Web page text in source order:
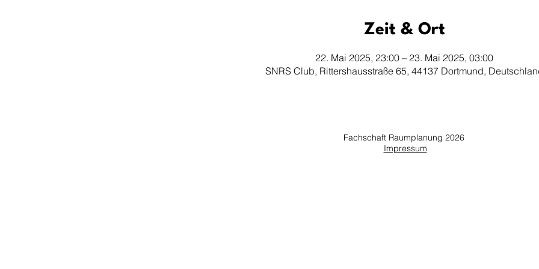
Zeit & Ort
22. Mai 2025, 23:00 – 23. Mai 2025, 03:00
SNRS Club, Rittershausstraße 65, 44137 Dortmund,
Fachschaft Raumplanung 2026
Impressum